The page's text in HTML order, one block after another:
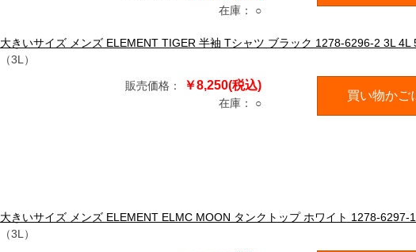
在庫： ○
大きいサイズ メンズ ELEMENT TIGER 半袖 Tシャツ ブラック 1278-6296-2 3L 4L
（3L）
販売価格： ￥8,250(税込)
在庫： ○
買い物かご
大きいサイズ メンズ ELEMENT ELMC MOON タンクトップ ホワイト 1278-6297-1
（3L）